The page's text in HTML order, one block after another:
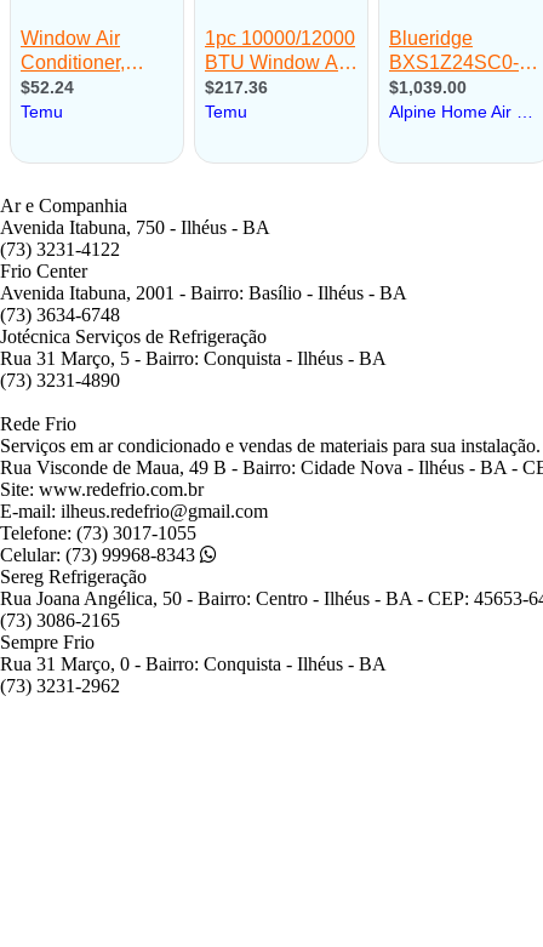
Ar e Companhia
Avenida Itabuna, 750 - Ilhéus - BA
(73) 3231-4122
Frio Center
Avenida Itabuna, 2001 - Bairro: Basílio - Ilhéus - BA
(73) 3634-6748
Jotécnica Serviços de Refrigeração
Rua 31 Março, 5 - Bairro: Conquista - Ilhéus - BA
(73) 3231-4890
Rede Frio
Serviços em ar condicionado e vendas de materiais para sua instalação.
Rua Visconde de Maua, 49 B - Bairro: Cidade Nova - Ilhéus - BA -
Site: www.redefrio.com.br
E-mail: ilheus.redefrio@gmail.com
Telefone: (73) 3017-1055
Celular: (73) 99968-8343
Sereg Refrigeração
Rua Joana Angélica, 50 - Bairro: Centro - Ilhéus - BA - CEP: 45653-
(73) 3086-2165
Sempre Frio
Rua 31 Março, 0 - Bairro: Conquista - Ilhéus - BA
(73) 3231-2962